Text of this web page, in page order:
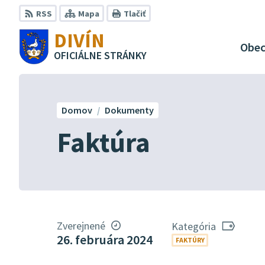
Preskočiť
na
obsah
RSS Mapa Tlačiť
DIVÍN
OFICIÁLNE STRÁNKY
Faktúra
Domov Dokumenty
Zverejnené
26. februára 2024
Kategória
FAKTÚRY